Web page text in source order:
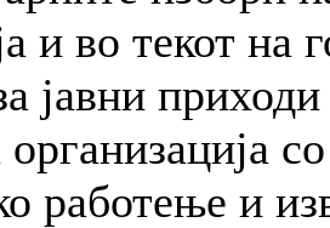
и во текот на
јавни
работење и